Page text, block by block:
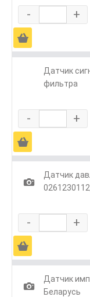
- +
Ä
Датчик
фильтра
- +
Ä
1
Датчик
- +
Ä
1
Датчик
Беларусь